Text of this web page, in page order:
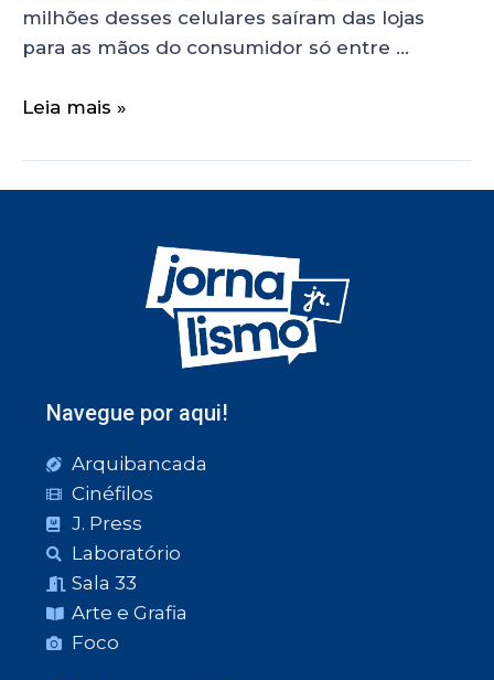
milhões desses celulares saíram das lojas
para as mãos do consumidor só entre …
Leia mais »
Navegue por aqui!
Arquibancada
Cinéfilos
J. Press
Laboratório
Sala 33
Arte e Grafia
Foco